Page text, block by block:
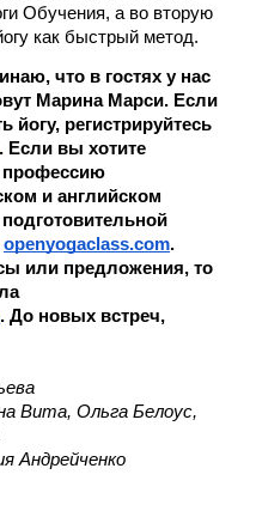
Обучения, а во вторую
как быстрый метод.
что в гостях у нас
Марина Марси. Если
йогу, регистрируйтесь
. Если вы хотите
профессию
и английском
openyogaclass.com.
или предложения, то
пишите нам на почту журнала
. До новых встреч,
Вита, Ольга Белоус,
Андрейченко